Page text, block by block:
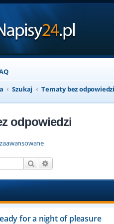
Szukaj Tematy bez odpowiedzi
odpowiedzi
Szukaj
for a night of pleasure